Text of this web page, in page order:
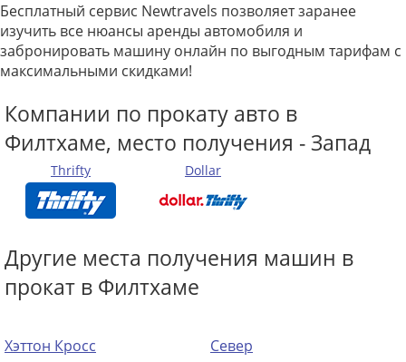
Бесплатный сервис Newtravels позволяет заранее
изучить все нюансы аренды автомобиля и
забронировать машину онлайн по выгодным тарифам с
максимальными скидками!
Компании по прокату авто в
Филтхаме, место получения - Запад
Thrifty Dollar
Другие места получения машин в
прокат в Филтхаме
Хэттон Кросс Север